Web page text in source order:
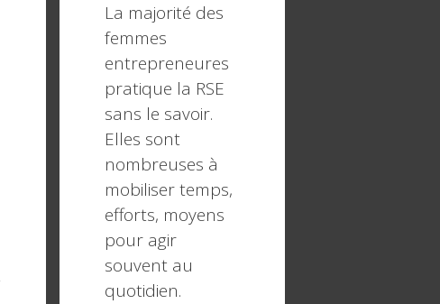
La majorité des
femmes
entrepreneures
pratique la RSE
sans le savoir.
Elles sont
nombreuses à
mobiliser temps,
efforts, moyens
pour agir
souvent au
quotidien.